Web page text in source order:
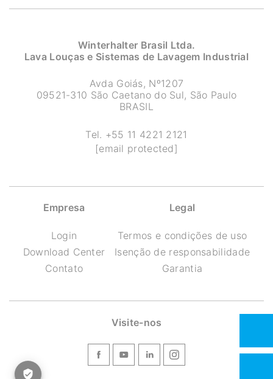
Winterhalter Brasil Ltda.
Lava Louças e Sistemas de Lavagem Industrial
Avda Goiás, Nº1207
09521-310 São Caetano do Sul, São Paulo
BRASIL
Tel. +55 11 4221 2121
[email protected]
Empresa
Login
Download Center
Contato
Legal
Termos e condições de uso
Isenção de responsabilidade
Garantia
Visite-nos